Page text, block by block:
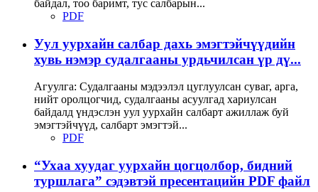
байдал, тоо баримт, тус салбарын...
PDF
Уул уурхайн салбар дахь эмэгтэйчүүдийн
хувь нэмэр судалгааны урдьчилсан үр дү...
Агуулга: Судалгааны мэдээлэл цуглуулсан суваг, арга,
нийт оролцогчид, судалгааны асуулгад хариулсан
байдалд үндэслэн уул уурхайн салбарт ажиллаж буй
эмэгтэйчүүд, салбарт эмэгтэй...
PDF
“Ухаа хуудаг уурхайн цогцолбор, бидний
туршлага” сэдэвтэй пресентацийн PDF файл